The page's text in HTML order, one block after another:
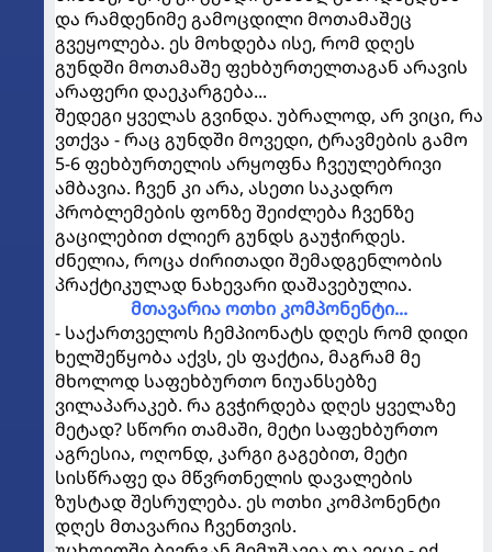
და რამდენიმე გამოცდილი მოთამაშეც
გვეყოლება. ეს მოხდება ისე, რომ დღეს
გუნდში მოთამაშე ფეხბურთელთაგან არავის
არაფერი დაეკარგება...
შედეგი ყველას გვინდა. უბრალოდ, არ ვიცი, რა
ვთქვა - რაც გუნდში მოვედი, ტრავმების გამო
5-6 ფეხბურთელის არყოფნა ჩვეულებრივი
ამბავია. ჩვენ კი არა, ასეთი საკადრო
პრობლემების ფონზე შეიძლება ჩვენზე
გაცილებით ძლიერ გუნდს გაუჭირდეს.
ძნელია, როცა ძირითადი შემადგენლობის
პრაქტიკულად ნახევარი დაშავებულია.
მთავარია ოთხი კომპონენტი...
- საქართველოს ჩემპიონატს დღეს რომ დიდი
ხელშეწყობა აქვს, ეს ფაქტია, მაგრამ მე
მხოლოდ საფეხბურთო ნიუანსებზე
ვილაპარაკებ. რა გვჭირდება დღეს ყველაზე
მეტად? სწორი თამაში, მეტი საფეხბურთო
აგრესია, ოღონდ, კარგი გაგებით, მეტი
სისწრაფე და მწვრთნელის დავალების
ზუსტად შესრულება. ეს ოთხი კომპონენტი
დღეს მთავარია ჩვენთვის.